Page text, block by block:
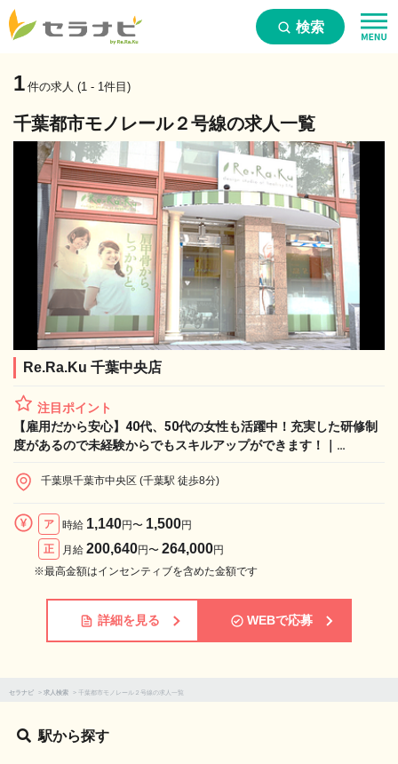
検索
1 件の求人 (1 - 1件目)
千葉都市モノレール２号線の求人一覧
Re.Ra.Ku 千葉中央店
注目ポイント
【雇用だから安心】40代、50代の女性も活躍中！充実した研修制
度があるので未経験からでもスキルアップができます！｜
千葉県千葉市中央区 (千葉駅 徒歩8分)
ア 時給 1,140円〜 1,500円
正
月給 200,640円〜 264,000円
※最高金額はインセンティブを含めた金額です
詳細を見る WEBで応募
セラナビ > 求人検索 > 千葉都市モノレール２号線の求人一覧
駅から探す